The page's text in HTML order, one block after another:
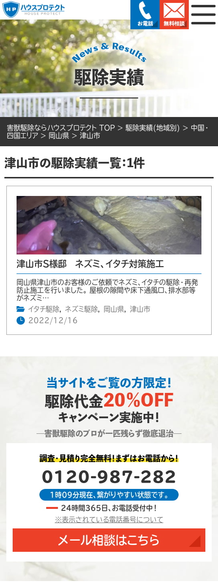
駆除実績
害獣駆除ならハウスプロテクト TOP > 駆除実績(地域別) > 中国・
四国エリア > 岡山県 > 津山市
津山市の駆除実績一覧：1件
津山市S様邸 ネズミ、イタチ対策施工
岡山県津山市のお客様のご依頼でネズミ、イタチの駆除・再発
防止施工を行いました。 屋根の隙間や床下通風口、排水部等
がネズミ…
イタチ駆除, ネズミ駆除, 岡山県,
津山市
2022/12/16
当サイトをご覧の方限定！
駆除代金20％OFF
キャンペーン実施中！
―害獣駆除のプロが一匹残らず徹底退治―
調査・見積り完全無料！まずはお電話から！
0120-987-282
1時09分現在、繋がりやすい状態です。
24時間365日、お電話受付中！
※表示されている電話番号について
メール相談はこちら